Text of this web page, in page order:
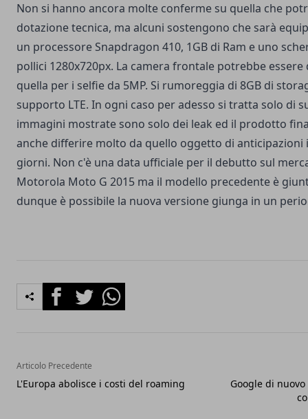
Non si hanno ancora molte conferme su quella che
dotazione tecnica, ma alcuni sostengono che sarà
un processore Snapdragon 410, 1GB di Ram e uno
pollici 1280x720px. La camera frontale potrebbe essere
quella per i selfie da 5MP. Si rumoreggia di 8GB di
supporto LTE. In ogni caso per adesso si tratta solo di
immagini mostrate sono solo dei leak ed il prodotto
anche differire molto da quello oggetto di anticipazioni
giorni. Non c'è una data ufficiale per il debutto sul
Motorola Moto G 2015 ma il modello precedente è
dunque è possibile la nuova versione giunga in un
FacebookTwitterWhatsapp
Articolo Precedente
L'Europa abolisce i costi del roaming
Google di